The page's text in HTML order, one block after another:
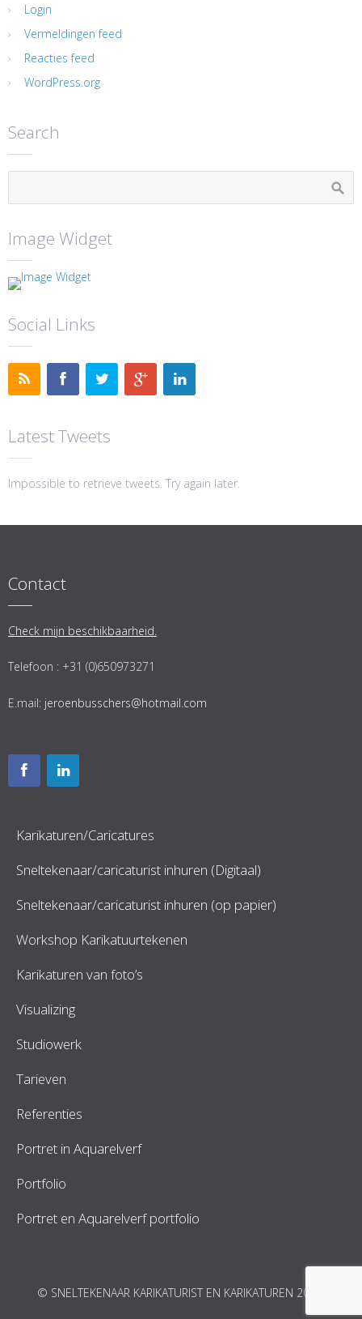
Login
Vermeldingen feed
Reacties feed
WordPress.org
Search
Image Widget
Social Links
Latest Tweets
Impossible to retrieve tweets. Try again later.
Contact
Check mijn beschikbaarheid.
Telefoon : +31 (0)650973271
E.mail: jeroenbusschers@hotmail.com
Karikaturen/Caricatures
Sneltekenaar/caricaturist inhuren (Digitaal)
Sneltekenaar/caricaturist inhuren (op papier)
Workshop Karikatuurtekenen
Karikaturen van foto’s
Visualizing
Studiowerk
Tarieven
Referenties
Portret in Aquarelverf
Portfolio
Portret en Aquarelverf portfolio
© SNELTEKENAAR KARIKATURIST EN KARIKATUREN 2026.